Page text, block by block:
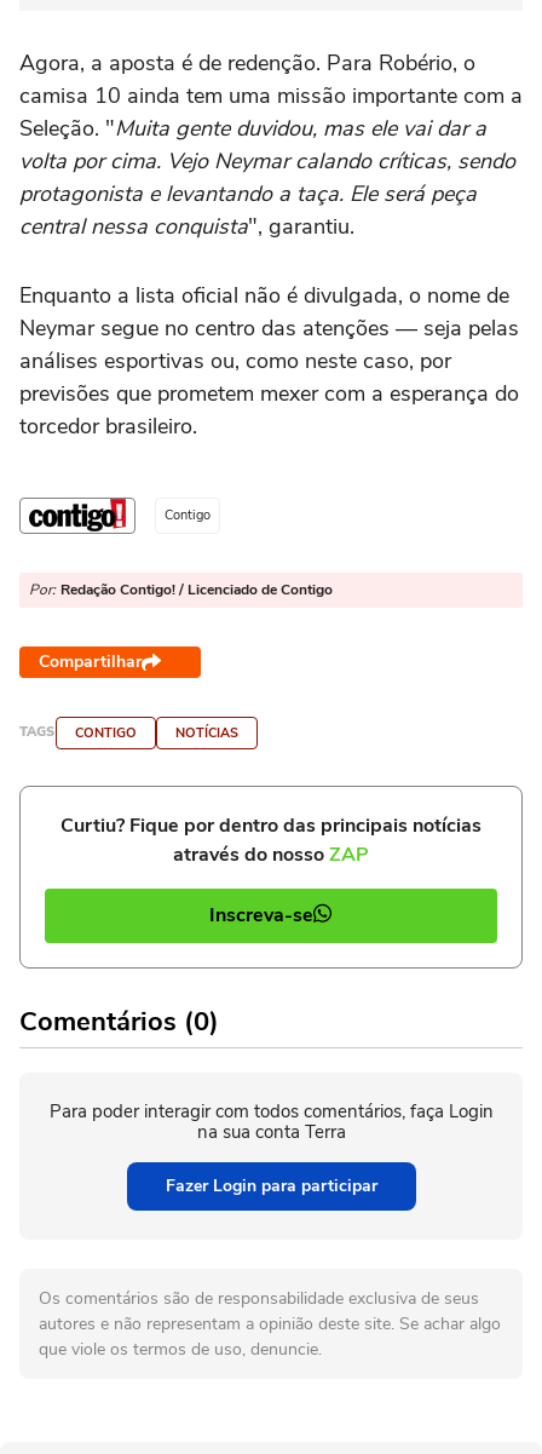
Agora, a aposta é de redenção. Para Robério, o
camisa 10 ainda tem uma missão importante com a
Seleção. "Muita gente duvidou, mas ele vai dar a
volta por cima. Vejo Neymar calando críticas, sendo
protagonista e levantando a taça. Ele será peça
central nessa conquista", garantiu.
Enquanto a lista oficial não é divulgada, o nome de
Neymar segue no centro das atenções — seja pelas
análises esportivas ou, como neste caso, por
previsões que prometem mexer com a esperança do
torcedor brasileiro.
Contigo
Por: Redação Contigo! / Licenciado de Contigo
Compartilhar
TAGS CONTIGO NOTÍCIAS
Curtiu? Fique por dentro das principais notícias
através do nossoZAP
Inscreva-se
Comentários (0)
Para poder interagir com todos comentários, faça Login
na sua conta Terra
Fazer Login para participar
Os comentários são de responsabilidade exclusiva de seus
autores e não representam a opinião deste site. Se achar algo
que viole os termos de uso, denuncie.